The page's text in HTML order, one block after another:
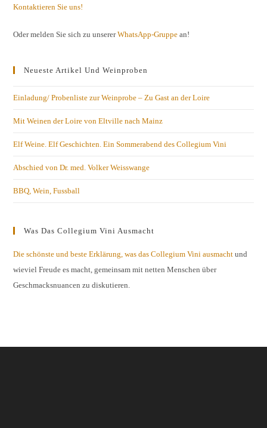
Kontaktieren Sie uns!
Oder melden Sie sich zu unsererWhatsApp-Gruppe an!
Neueste Artikel Und Weinproben
Einladung/ Probenliste zur Weinprobe – Zu Gast an der Loire
Mit Weinen der Loire von Eltville nach Mainz
Elf Weine. Elf Geschichten. Ein Sommerabend des Collegium Vini
Abschied von Dr. med. Volker Weisswange
BBQ, Wein, Fussball
Was Das Collegium Vini Ausmacht
Die schönste und beste Erklärung, was das Collegium Vini ausmacht und
wieviel Freude es macht, gemeinsam mit netten Menschen über
Geschmacksnuancen zu diskutieren.